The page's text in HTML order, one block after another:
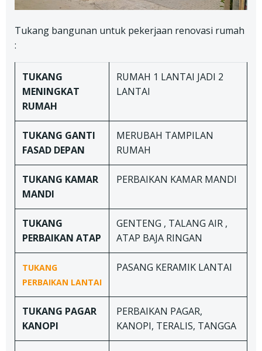
Tukang bangunan untuk pekerjaan renovasi rumah
:
TUKANG
MENINGKAT
RUMAH
RUMAH 1 LANTAI JADI 2
LANTAI
TUKANG GANTI
FASAD DEPAN
MERUBAH TAMPILAN
RUMAH
TUKANG KAMAR
MANDI
PERBAIKAN KAMAR MANDI
TUKANG
PERBAIKAN ATAP
GENTENG , TALANG AIR ,
ATAP BAJA RINGAN
TUKANG
PERBAIKAN LANTAI
PASANG KERAMIK LANTAI
TUKANG PAGAR
KANOPI
PERBAIKAN PAGAR,
KANOPI, TERALIS, TANGGA